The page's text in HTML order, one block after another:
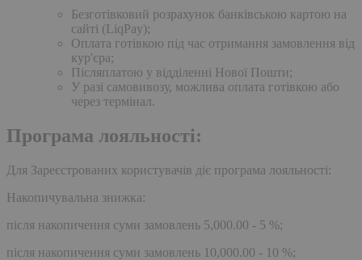
Безготівковий розрахунок банківською картою на
сайті (LiqPay);
Оплата готівкою під час отримання замовлення від
кур'єра;
Післяплатою у відділенні Нової Пошти;
У разі самовивозу, можлива оплата готівкою або
через термінал.
Програма лояльності:
Для Зареєстрованих користувачів діє програма лояльності:
Накопичувальна знижка:
після накопичення суми замовлень 5,000.00 - 5 %;
після накопичення суми замовлень 10,000.00 - 10 %;